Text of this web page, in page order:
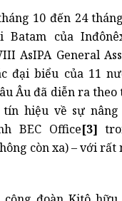
10 đến 24
Batam của
AsIPA General
đại biểu của 11
Âu đã diễn ra
hiệu về sự nâng
BEC Office[3]
còn xa) – với rất